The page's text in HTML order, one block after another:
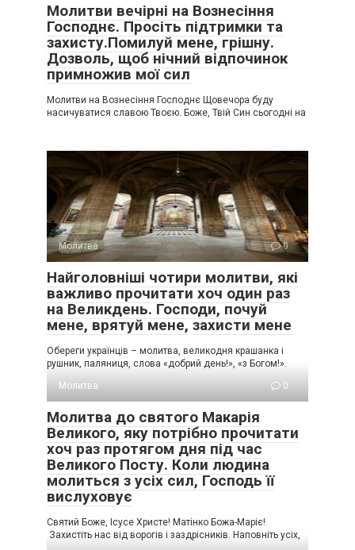
Молитви вечірні на Вознесіння
Господнє. Просіть підтримки та
захисту.Помилуй мене, грішну.
Дозволь, щоб нічний відпочинок
примножив мої сил
Молитви на Вознесіння Господнє Щовечора буду
насичуватися славою Твоєю. Боже, Твій Син сьогодні на
Молитва 0
Найголовніші чотири молитви, які
важливо прочитати хоч один раз
на Великдень. Господи, почуй
мене, врятуй мене, захисти мене
Обереги українців – молитва, великодня крашанка і
рушник, паляниця, слова «добрий день!», «з Богом!».
Молитва
0
Молитва до святого Макарія
Великого, яку потрібно прочитати
хоч раз протягом дня під час
Великого Посту. Коли людина
молиться з усіх сил, Господь її
вислуховує
Святий Боже, Ісусе Христе! Матінко Божа-Маріє!
Захистіть нас від ворогів і заздрісників. Наповніть усіх,